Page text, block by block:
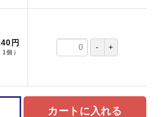
円
1個 ）
カートに入れる